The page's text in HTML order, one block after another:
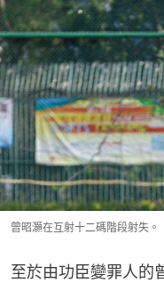
曾昭灝在互射十二碼階段射失。
至於由功臣變罪人的